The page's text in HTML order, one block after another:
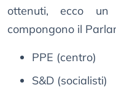
ottenuti, ecco
compongono il
PPE (centro)
S&D (socialisti)